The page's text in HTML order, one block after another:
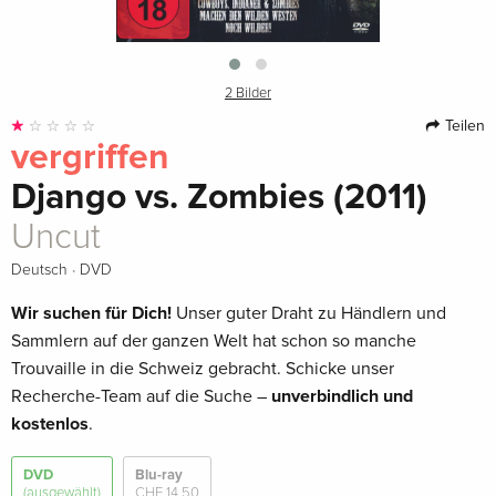
2 Bilder
Teilen
vergriffen
Django vs. Zombies (2011)
Uncut
Deutsch · DVD
Wir suchen für Dich! Unser guter Draht zu Händlern und
Sammlern auf der ganzen Welt hat schon so manche
Trouvaille in die Schweiz gebracht. Schicke unser
Recherche-Team auf die Suche – unverbindlich und
kostenlos.
DVD
(ausgewählt)
Blu-ray
CHF 14.50